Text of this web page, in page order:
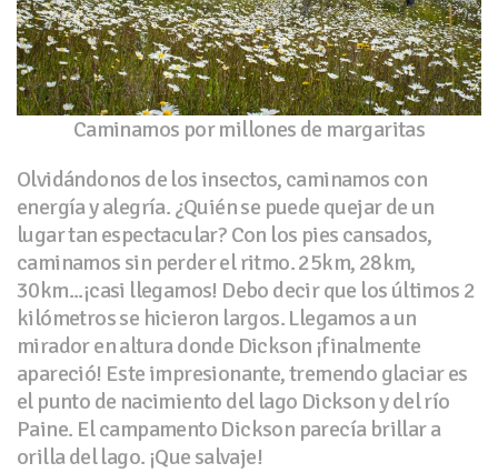
Caminamos por millones de margaritas
Olvidándonos de los insectos, caminamos con
energía y alegría. ¿Quién se puede quejar de un
lugar tan espectacular? Con los pies cansados,
caminamos sin perder el ritmo. 25km, 28km,
30km...¡casi llegamos! Debo decir que los últimos 2
kilómetros se hicieron largos. Llegamos a un
mirador en altura donde Dickson ¡finalmente
apareció! Este impresionante, tremendo glaciar es
el punto de nacimiento del lago Dickson y del río
Paine. El campamento Dickson parecía brillar a
orilla del lago. ¡Que salvaje!